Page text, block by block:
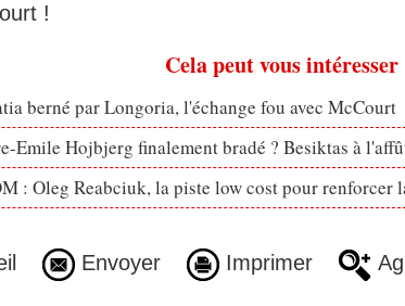
!
Cela peut vous intéresser
berné par Longoria, l'échange fou avec McCourt
Emile Hojbjerg finalement bradé ? Besiktas à
: Oleg Reabciuk, la piste low cost pour renforcer
Envoyer Imprimer